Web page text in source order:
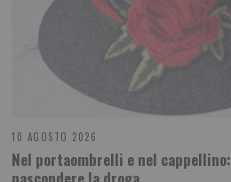
10 AGOSTO 2026
Nel portaombrelli e nel